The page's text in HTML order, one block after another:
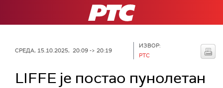
РТС
СРЕДА, 15.10.2025, 20:09 -> 20:19
ИЗВОР:
РТС
LIFFE је постао пунолетан